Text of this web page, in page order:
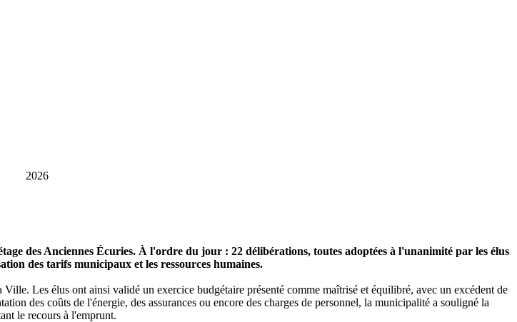
2026
des Anciennes Écuries. À l'ordre du jour : 22 délibérations, toutes adoptées à l'unanimité par les élus
des tarifs municipaux et les ressources humaines.
Les élus ont ainsi validé un exercice budgétaire présenté comme maîtrisé et équilibré, avec un excédent de
des coûts de l'énergie, des assurances ou encore des charges de personnel, la municipalité a souligné la
le recours à l'emprunt.